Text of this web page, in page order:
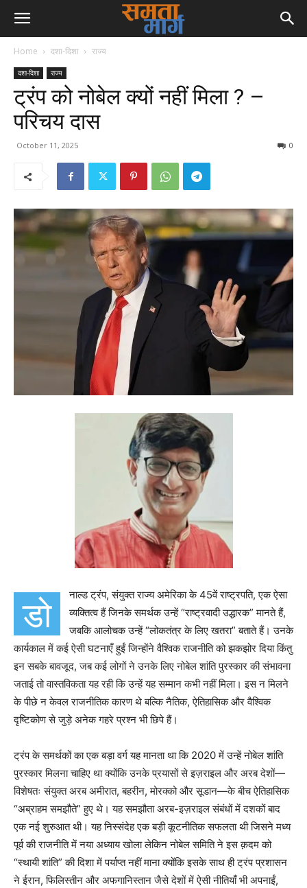
Home दशा-दिशा राज्य
दशा-दिशा राज्य
ट्रंप को नोबेल क्यों नहीं मिला ? –
परिचय दास
October 11, 2025 0
डो
नाल्ड ट्रंप, संयुक्त राज्य अमेरिका के 45वें राष्ट्रपति, एक ऐसा
व्यक्तित्व हैं जिनके समर्थक उन्हें “राष्ट्रवादी उद्धारक” मानते हैं,
जबकि आलोचक उन्हें “लोकतंत्र के लिए खतरा” बताते हैं। उनके
कार्यकाल में कई ऐसी घटनाएँ हुईं जिन्होंने वैश्विक राजनीति को झकझोर दिया किंतु
इन सबके बावजूद, जब कई लोगों ने उनके लिए नोबेल शांति पुरस्कार की संभावना
जताई तो वास्तविकता यह रही कि उन्हें यह सम्मान कभी नहीं मिला। इस न मिलने
के पीछे न केवल राजनीतिक कारण थे बल्कि नैतिक, ऐतिहासिक और वैश्विक
दृष्टिकोण से जुड़े अनेक गहरे प्रश्न भी छिपे हैं।
ट्रंप के समर्थकों का एक बड़ा वर्ग यह मानता था कि 2020 में उन्हें नोबेल शांति
पुरस्कार मिलना चाहिए था क्योंकि उनके प्रयासों से इज़राइल और अरब देशों—
विशेषतः संयुक्त अरब अमीरात, बहरीन, मोरक्को और सूडान—के बीच ऐतिहासिक
“अब्राहम समझौते” हुए थे। यह समझौता अरब-इज़राइल संबंधों में दशकों बाद
एक नई शुरुआत थी। यह निस्संदेह एक बड़ी कूटनीतिक सफलता थी जिसने मध्य
पूर्व की राजनीति में नया अध्याय खोला लेकिन नोबेल समिति ने इस क़दम को
“स्थायी शांति” की दिशा में पर्याप्त नहीं माना क्योंकि इसके साथ ही ट्रंप प्रशासन
ने ईरान, फिलिस्तीन और अफगानिस्तान जैसे देशों में ऐसी नीतियाँ भी अपनाईं,